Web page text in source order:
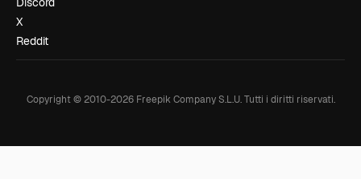
X
Reddit
Copyright © 2010-2026Freepik Company S.L.U. Tutti i diritti riservati.